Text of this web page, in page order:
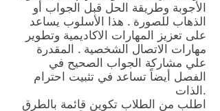
الأجوبة وطريقة الحل قبل الجواب أو
الذهاب للصورة . هذا الأسلوب يساعد
على تعزيز المهارات الاكاديمية وتطوير
مهارات الاتصال الشخصية . المقدرة
علي مشاركة الجواب الصحيح في
الفصل أيضاً تساعد في تثبيت احترام
الذات.
اطلب من الطلاب تكوين قائمة بالطرق